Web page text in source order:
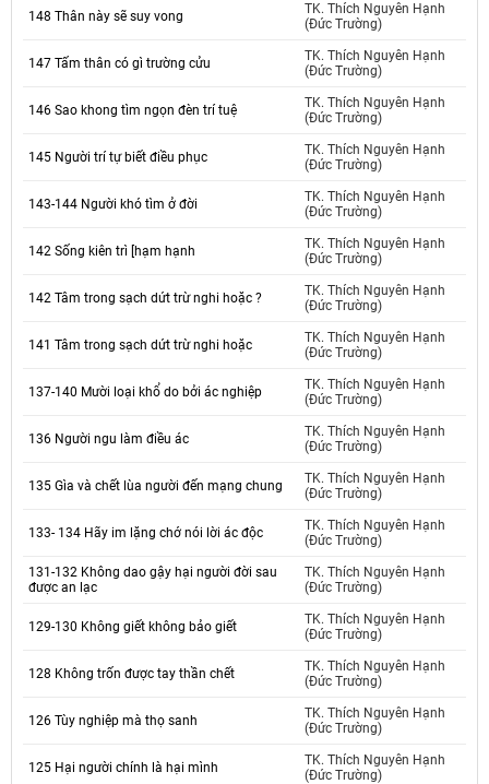
148 Thân này sẽ suy vong
TK. Thích Nguyên Hạnh
(Đức Trường)
147 Tấm thân có gì trường cửu
TK. Thích Nguyên Hạnh
(Đức Trường)
146 Sao khong tìm ngọn đèn trí tuệ
TK. Thích Nguyên Hạnh
(Đức Trường)
145 Người trí tự biết điều phục
TK. Thích Nguyên Hạnh
(Đức Trường)
143-144 Người khó tìm ở đời
TK. Thích Nguyên Hạnh
(Đức Trường)
142 Sống kiên trì [hạm hạnh
TK. Thích Nguyên Hạnh
(Đức Trường)
142 Tâm trong sạch dứt trừ nghi hoặc ?
TK. Thích Nguyên Hạnh
(Đức Trường)
141 Tâm trong sạch dứt trừ nghi hoặc
TK. Thích Nguyên Hạnh
(Đức Trường)
137-140 Mười loại khổ do bởi ác nghiệp
TK. Thích Nguyên Hạnh
(Đức Trường)
136 Người ngu làm điều ác
TK. Thích Nguyên Hạnh
(Đức Trường)
135 Gìa và chết lùa người đến mạng chung
TK. Thích Nguyên Hạnh
(Đức Trường)
133- 134 Hãy im lặng chớ nói lời ác độc
TK. Thích Nguyên Hạnh
(Đức Trường)
131-132 Không dao gậy hại người đời sau
được an lạc
TK. Thích Nguyên Hạnh
(Đức Trường)
129-130 Không giết không bảo giết
TK. Thích Nguyên Hạnh
(Đức Trường)
128 Không trốn được tay thần chết
TK. Thích Nguyên Hạnh
(Đức Trường)
126 Tùy nghiệp mà thọ sanh
TK. Thích Nguyên Hạnh
(Đức Trường)
125 Hại người chính là hại mình
TK. Thích Nguyên Hạnh
(Đức Trường)